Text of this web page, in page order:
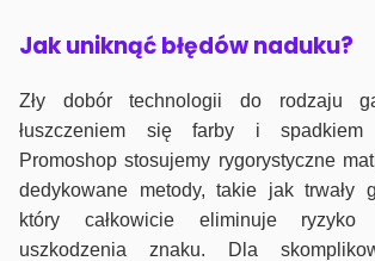
Jak uniknąć błędów naduku?
Zły dobór technologii do rodzaju
łuszczeniem się farby i spadkiem
Promoshop stosujemy rygorystyczne
dedykowane metody, takie jak trwały
który całkowicie eliminuje ryzyko
uszkodzenia znaku. Dla